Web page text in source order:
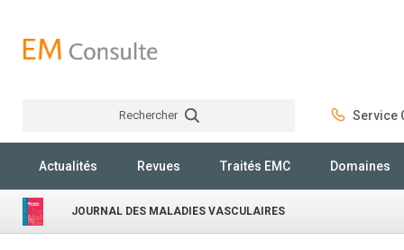
Rechercher Service
Actualités Revues Traités EMC Domaines
JOURNAL DES MALADIES VASCULAIRES